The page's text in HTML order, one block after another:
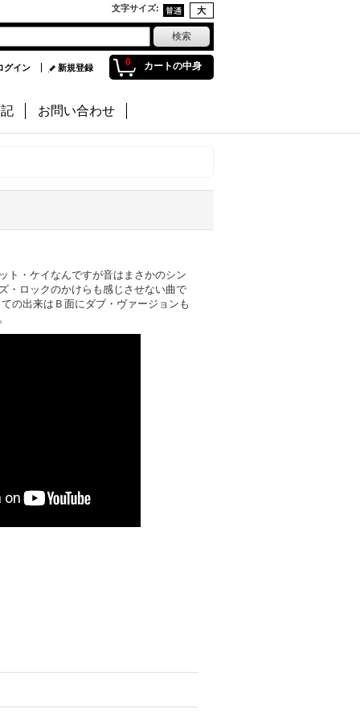
文字サイズ:
0 カートの中身
グイン 新規登録
お問い合わせ
ト・ケイなんですが音はまさかのシン
・ロックのかけらも感じさせない曲で
の出来はＢ面にダブ・ヴァージョンも